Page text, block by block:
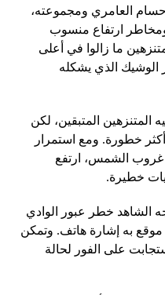
العامري ومجموعته،
ومخاطر ارتفاع منسوب
ما زالوا في أعلى
الوشيك الذي يشكله
المتنزهين المتبقين، لكن
خطورة. ومع استمرار
غروب الشمس، ارتفع
خطيرة.
الشاهد خطر عبور الوادي
موقع به إشارة هاتف. وتمكن
على الفور لحالة